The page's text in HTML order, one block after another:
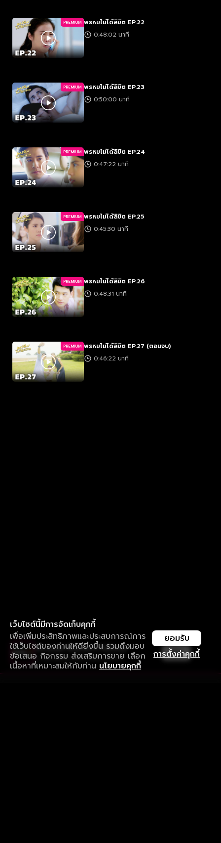
PREMIUM พรหมไม่ได้ลิขิต EP.22
0:48:02 นาที
PREMIUM พรหมไม่ได้ลิขิต EP.23
0:50:00 นาที
PREMIUM พรหมไม่ได้ลิขิต EP.24
0:47:22 นาที
PREMIUM พรหมไม่ได้ลิขิต EP.25
0:45:30 นาที
PREMIUM พรหมไม่ได้ลิขิต EP.26
0:48:31 นาที
PREMIUM พรหมไม่ได้ลิขิต EP.27 (ตอนจบ)
0:46:22 นาที
เว็บไซต์นี้มีการจัดเก็บคุกกี้
เพื่อเพิ่มประสิทธิภาพและประสบการณ์การ
ใช้เว็บไซต์ของท่านให้ดียิ่งขึ้น รวมถึงมอบ
ข้อเสนอ กิจกรรม ส่งเสริมการขาย เลือก
เนื้อหาที่เหมาะสมให้กับท่าน นโยบายคุกกี้
การตั้งค่าคุกกี้
ยอมรับ
ใช้งานแอป ลื่นไหลกว่า ไม่มีสะดุด
ดาวน์โหลดแอปเพื่อการรับชมที่ดีกว่า เปิด